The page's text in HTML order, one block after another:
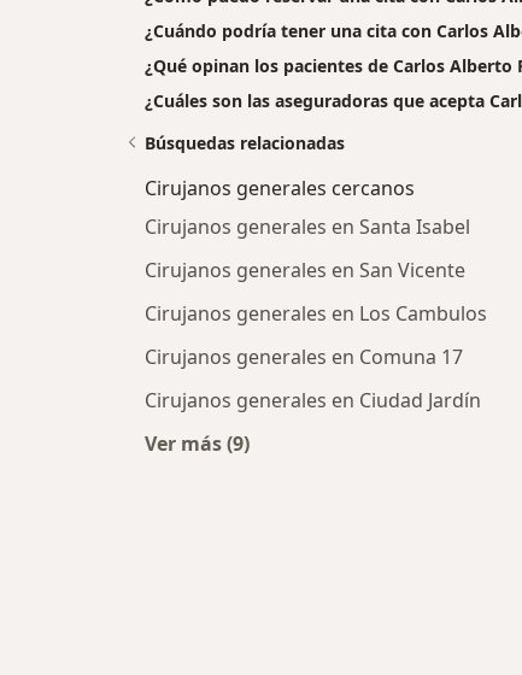
¿Cuándo podría tener una cita con Carlos
¿Qué opinan los pacientes de Carlos Alberto
¿Cuáles son las aseguradoras que acepta
Búsquedas relacionadas
Cirujanos generales cercanos
Cirujanos generales en Santa Isabel
Cirujanos generales en San Vicente
Cirujanos generales en Los Cambulos
Cirujanos generales en Comuna 17
Cirujanos generales en Ciudad Jardín
Ver más (9)